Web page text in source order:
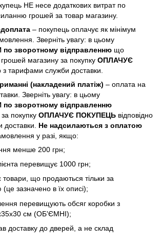
НЕ несе додаткових витрат по
грошей за товар магазину.
– покупець оплачує як мінімум
Зверніть увагу: в цьому
зворотному відправленню що
магазину за покупку ОПЛАЧУЄ
з тарифами служби доставки.
(накладений платіж) – оплата на
Зверніть увагу: в цьому
зворотному відправленню
покупку ОПЛАЧУЄ ПОКУПЕЦЬ відповідно
доставки. Не надсилаються з оплатою
у разі, якщо:
менше 200 грн;
перевищує 1000 грн;
товари, що продаються тільки за
зазначено в їх описі);
перевищують обсяг коробки з
см (ОБ'ЄМНІ);
доставку до дверей, а не склад